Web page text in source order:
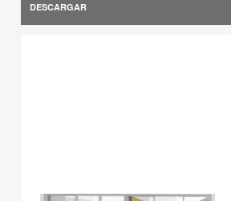
DESCARGAR